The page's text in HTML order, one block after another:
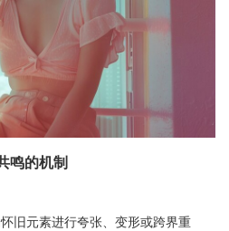
鸣的机制
旧元素进行夸张、变形或跨界重